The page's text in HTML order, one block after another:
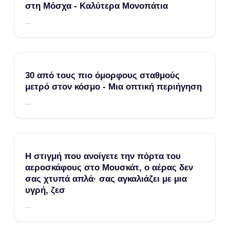
στη Μόσχα - Καλύτερα Μονοπάτια
30 από τους πιο όμορφους σταθμούς
μετρό στον κόσμο - Μια οπτική περιήγηση
Η στιγμή που ανοίγετε την πόρτα του
αεροσκάφους στο Μουσκάτ, ο αέρας δεν
σας χτυπά απλά· σας αγκαλιάζει με μια
υγρή, ζεσ